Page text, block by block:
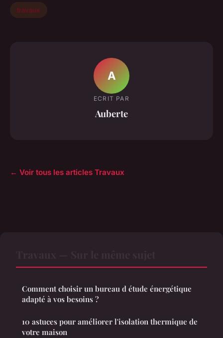
travaux
A
ECRIT PAR
Auberte
← Voir tous les articles Travaux
Comment choisir un bureau d étude énergétique
adapté à vos besoins ?
10 astuces pour améliorer l'isolation thermique de
votre maison